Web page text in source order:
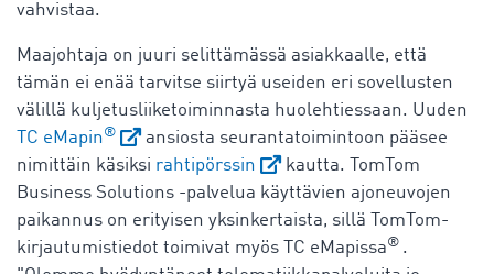
vahvistaa.
Maajohtaja on juuri selittämässä asiakkaalle, että
tämän ei enää tarvitse siirtyä useiden eri sovellusten
välillä kuljetusliiketoiminnasta huolehtiessaan. Uuden
TC eMapin®
ansiosta seurantatoimintoon pääsee
nimittäin käsiksi rahtipörssin
kautta. TomTom
Business Solutions -palvelua käyttävien ajoneuvojen
paikannus on erityisen yksinkertaista, sillä TomTom-
kirjautumistiedot toimivat myös TC eMapissa® .